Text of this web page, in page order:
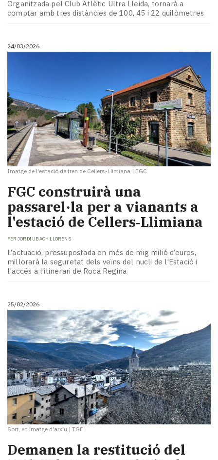
Organitzada pel Club Atlètic Ultra Lleida, tornarà a
comptar amb tres distàncies de 100, 45 i 22 quilòmetres
24/03/2026
Imatge de l'estació de tren de Cellers-Llimiana | FGC
FGC construirà una
passarel·la per a vianants a
l'estació de Cellers‑Llimiana
PER JORDI UBACH LLORENS
L’actuació, pressupostada en més de mig milió d’euros,
millorarà la seguretat dels veïns del nucli de l’Estació i
l'accés a l’itinerari de Roca Regina
25/02/2026
Sort, en imatge d'arxiu | TGE
​Demanen la restitució del